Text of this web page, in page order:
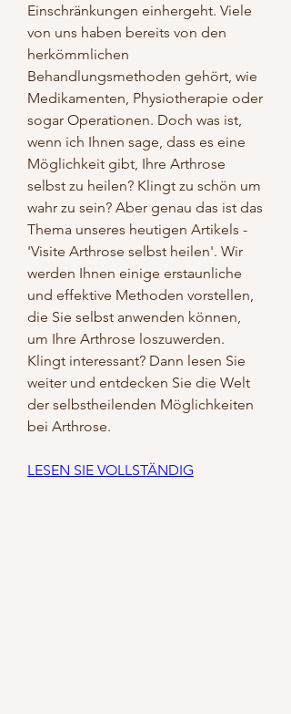
Einschränkungen einhergeht. Viele
von uns haben bereits von den
herkömmlichen
Behandlungsmethoden gehört, wie
Medikamenten, Physiotherapie oder
sogar Operationen. Doch was ist,
wenn ich Ihnen sage, dass es eine
Möglichkeit gibt, Ihre Arthrose
selbst zu heilen? Klingt zu schön um
wahr zu sein? Aber genau das ist das
Thema unseres heutigen Artikels -
'Visite Arthrose selbst heilen'. Wir
werden Ihnen einige erstaunliche
und effektive Methoden vorstellen,
die Sie selbst anwenden können,
um Ihre Arthrose loszuwerden.
Klingt interessant? Dann lesen Sie
weiter und entdecken Sie die Welt
der selbstheilenden Möglichkeiten
bei Arthrose.
LESEN SIE VOLLSTÄNDIG